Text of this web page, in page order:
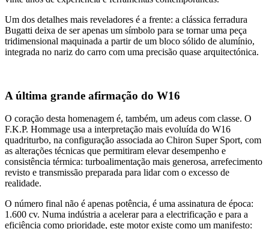
Um dos detalhes mais reveladores é a frente: a clássica ferradura
Bugatti deixa de ser apenas um símbolo para se tornar uma peça
tridimensional maquinada a partir de um bloco sólido de alumínio,
integrada no nariz do carro com uma precisão quase arquitectónica.
A última grande afirmação do W16
O coração desta homenagem é, também, um adeus com classe. O
F.K.P. Hommage usa a interpretação mais evoluída do W16
quadriturbo, na configuração associada ao Chiron Super Sport, com
as alterações técnicas que permitiram elevar desempenho e
consistência térmica: turboalimentação mais generosa, arrefecimento
revisto e transmissão preparada para lidar com o excesso de
realidade.
O número final não é apenas potência, é uma assinatura de época:
1.600 cv. Numa indústria a acelerar para a electrificação e para a
eficiência como prioridade, este motor existe como um manifesto: